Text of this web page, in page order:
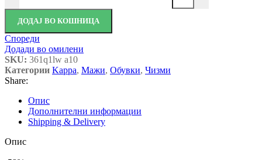
ДОДАЈ ВО КОШНИЦА
Спореди
Додади во омилени
SKU: 361q1lw a10
Категории Kappa, Мажи, Обувки, Чизми
Share:
Опис
Дополнителни информации
Shipping & Delivery
Опис